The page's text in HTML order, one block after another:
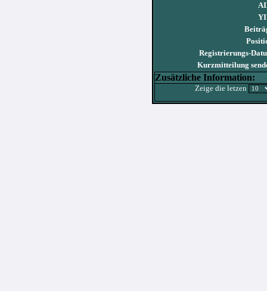
Registrierungs-
Kurzmitteilung
Zusätzliche Information:
Zeige die letzen